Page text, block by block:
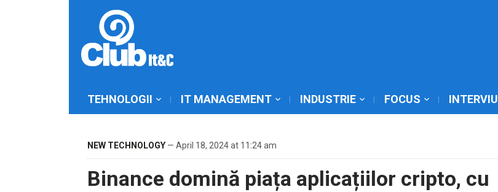
TEHNOLOGII IT MANAGEMENT INDUSTRIE FOCUS INTERVIU
NEW TECHNOLOGY — April 18, 2024 at 11:24 am
Binance domină piața aplicațiilor cripto, cu